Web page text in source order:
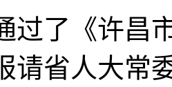
过了《许昌
请省人大常